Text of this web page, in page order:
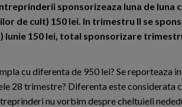
sponsorizeaza luna de luna
de cult) 150 lei. In trimestru II se
150 lei, total sponsorizare
cu diferenta de 950 lei? Se reporteaza
28 trimestre? Diferenta este considerata
nu vorbim despre cheltuieli